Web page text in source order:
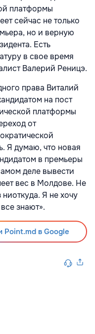
платформы
сейчас не только
но и верную
Есть
в свое время
Валерий Реницэ.
права Виталий
на пост
платформы
от
Я думаю, что новая
в премьеры
деле вывести
вес в Молдове. Не
Я не хочу
знают».
Point.md в Google